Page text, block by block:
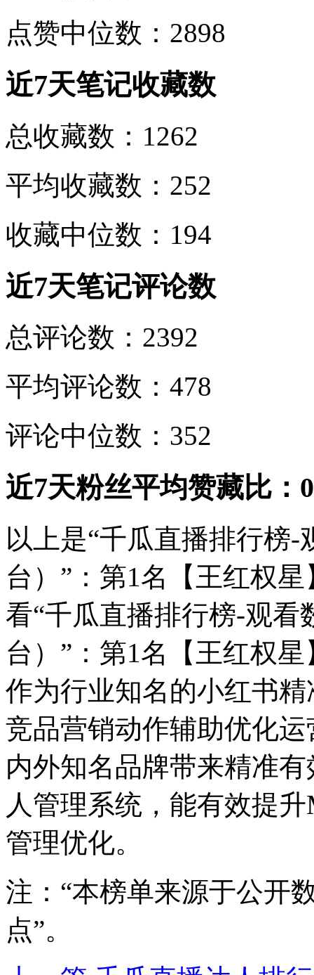
点赞中位数：2898
近7天笔记收藏数
总收藏数：1262
平均收藏数：252
收藏中位数：194
近7天笔记评论数
总评论数：2392
平均评论数：478
评论中位数：352
近7天粉丝平均赞藏比：
以上是“千瓜直播排行榜
台）”：第1名【王红权
看“千瓜直播排行榜-观
台）”：第1名【王红权
作为行业知名的小红书
竞品营销动作辅助优化
内外知名品牌带来精准
人管理系统，能有效提
管理优化。
注：“本榜单来源于公开
点”。